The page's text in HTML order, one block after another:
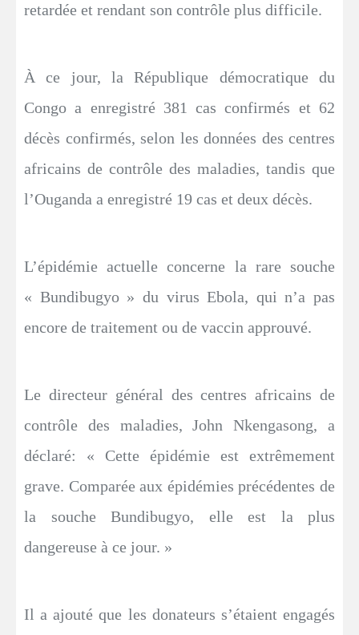
retardée et rendant son contrôle plus difficile.
À ce jour, la République démocratique du
Congo a enregistré 381 cas confirmés et 62
décès confirmés, selon les données des centres
africains de contrôle des maladies, tandis que
l’Ouganda a enregistré 19 cas et deux décès.
L’épidémie actuelle concerne la rare souche
« Bundibugyo » du virus Ebola, qui n’a pas
encore de traitement ou de vaccin approuvé.
Le directeur général des centres africains de
contrôle des maladies, John Nkengasong, a
déclaré: « Cette épidémie est extrêmement
grave. Comparée aux épidémies précédentes de
la souche Bundibugyo, elle est la plus
dangereuse à ce jour. »
Il a ajouté que les donateurs s’étaient engagés